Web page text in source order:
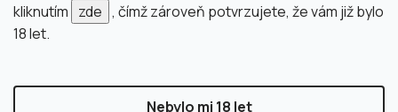
kliknutím zde , čímž zároveň potvrzujete, že vám již bylo
18 let.
Nebylo mi 18 let